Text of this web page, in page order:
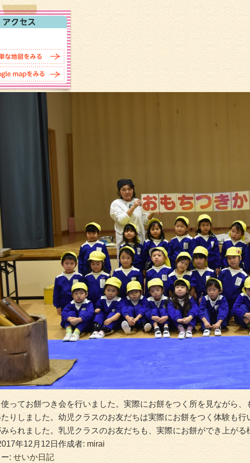
ってお餅つき会を行いました。実際にお餅をつく所を見ながら
りしました。幼児クラスのお友だちは実際にお餅をつく体験も
られました。乳児クラスのお友だちも、実際にお餅ができ上がる
年12月12日 作成者: mirai
: せいか日記